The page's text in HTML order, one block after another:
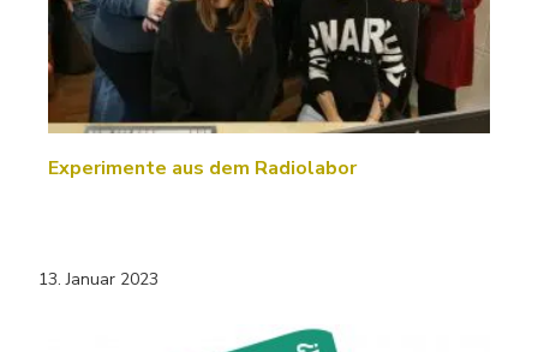
Experimente aus dem Radiolabor
13. Januar 2023